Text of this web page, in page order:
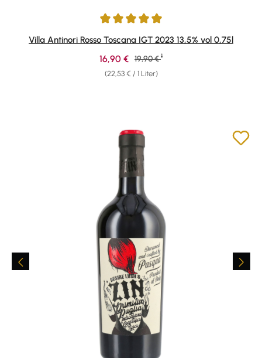
Durchschnittliche Bewertung von 5 von 5 Sternen
Villa Antinori Rosso Toscana IGT 2023 13,5% vol 0,75l
(22,53 € / 1 Liter)
Verkaufspreis:
16,90 € Regulärer Preis:
19,90 € 1